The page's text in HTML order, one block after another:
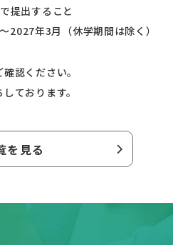
提出すること
2027年3月（休学期間は除く）
認ください。
ております。
を見る